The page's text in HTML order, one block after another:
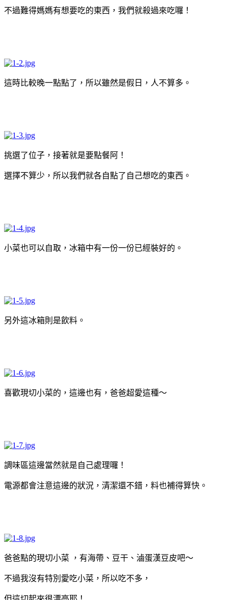
不過難得媽媽有想要吃的東西，我們就殺過來吃囉！
這時比較晚一點點了，所以雖然是假日，人不算多。
挑選了位子，接著就是要點餐阿！
選擇不算少，所以我們就各自點了自己想吃的東西。
小菜也可以自取，冰箱中有一份一份已經裝好的。
另外這冰箱則是飲料。
喜歡現切小菜的，這邊也有，爸爸超愛這種～
調味區這邊當然就是自己處理囉！
電源都會注意這邊的狀況，清潔還不錯，料也補得算快。
爸爸點的現切小菜 ，有海帶、豆干、滷蛋漢豆皮吧～
不過我沒有特別愛吃小菜，所以吃不多，